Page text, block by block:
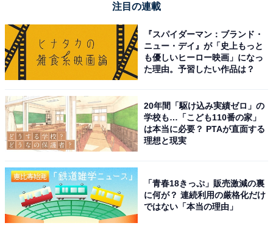
注目の連載
『スパイダーマン：ブランド・
ニュー・デイ』が「史上もっと
も優しいヒーロー映画」になっ
た理由。予習したい作品は？
20年間「駆け込み実績ゼロ」の
学校も…「こども110番の家」
は本当に必要？ PTAが直面する
理想と現実
「青春18きっぷ」販売激減の裏
に何が？ 連続利用の厳格化だけ
ではない「本当の理由」